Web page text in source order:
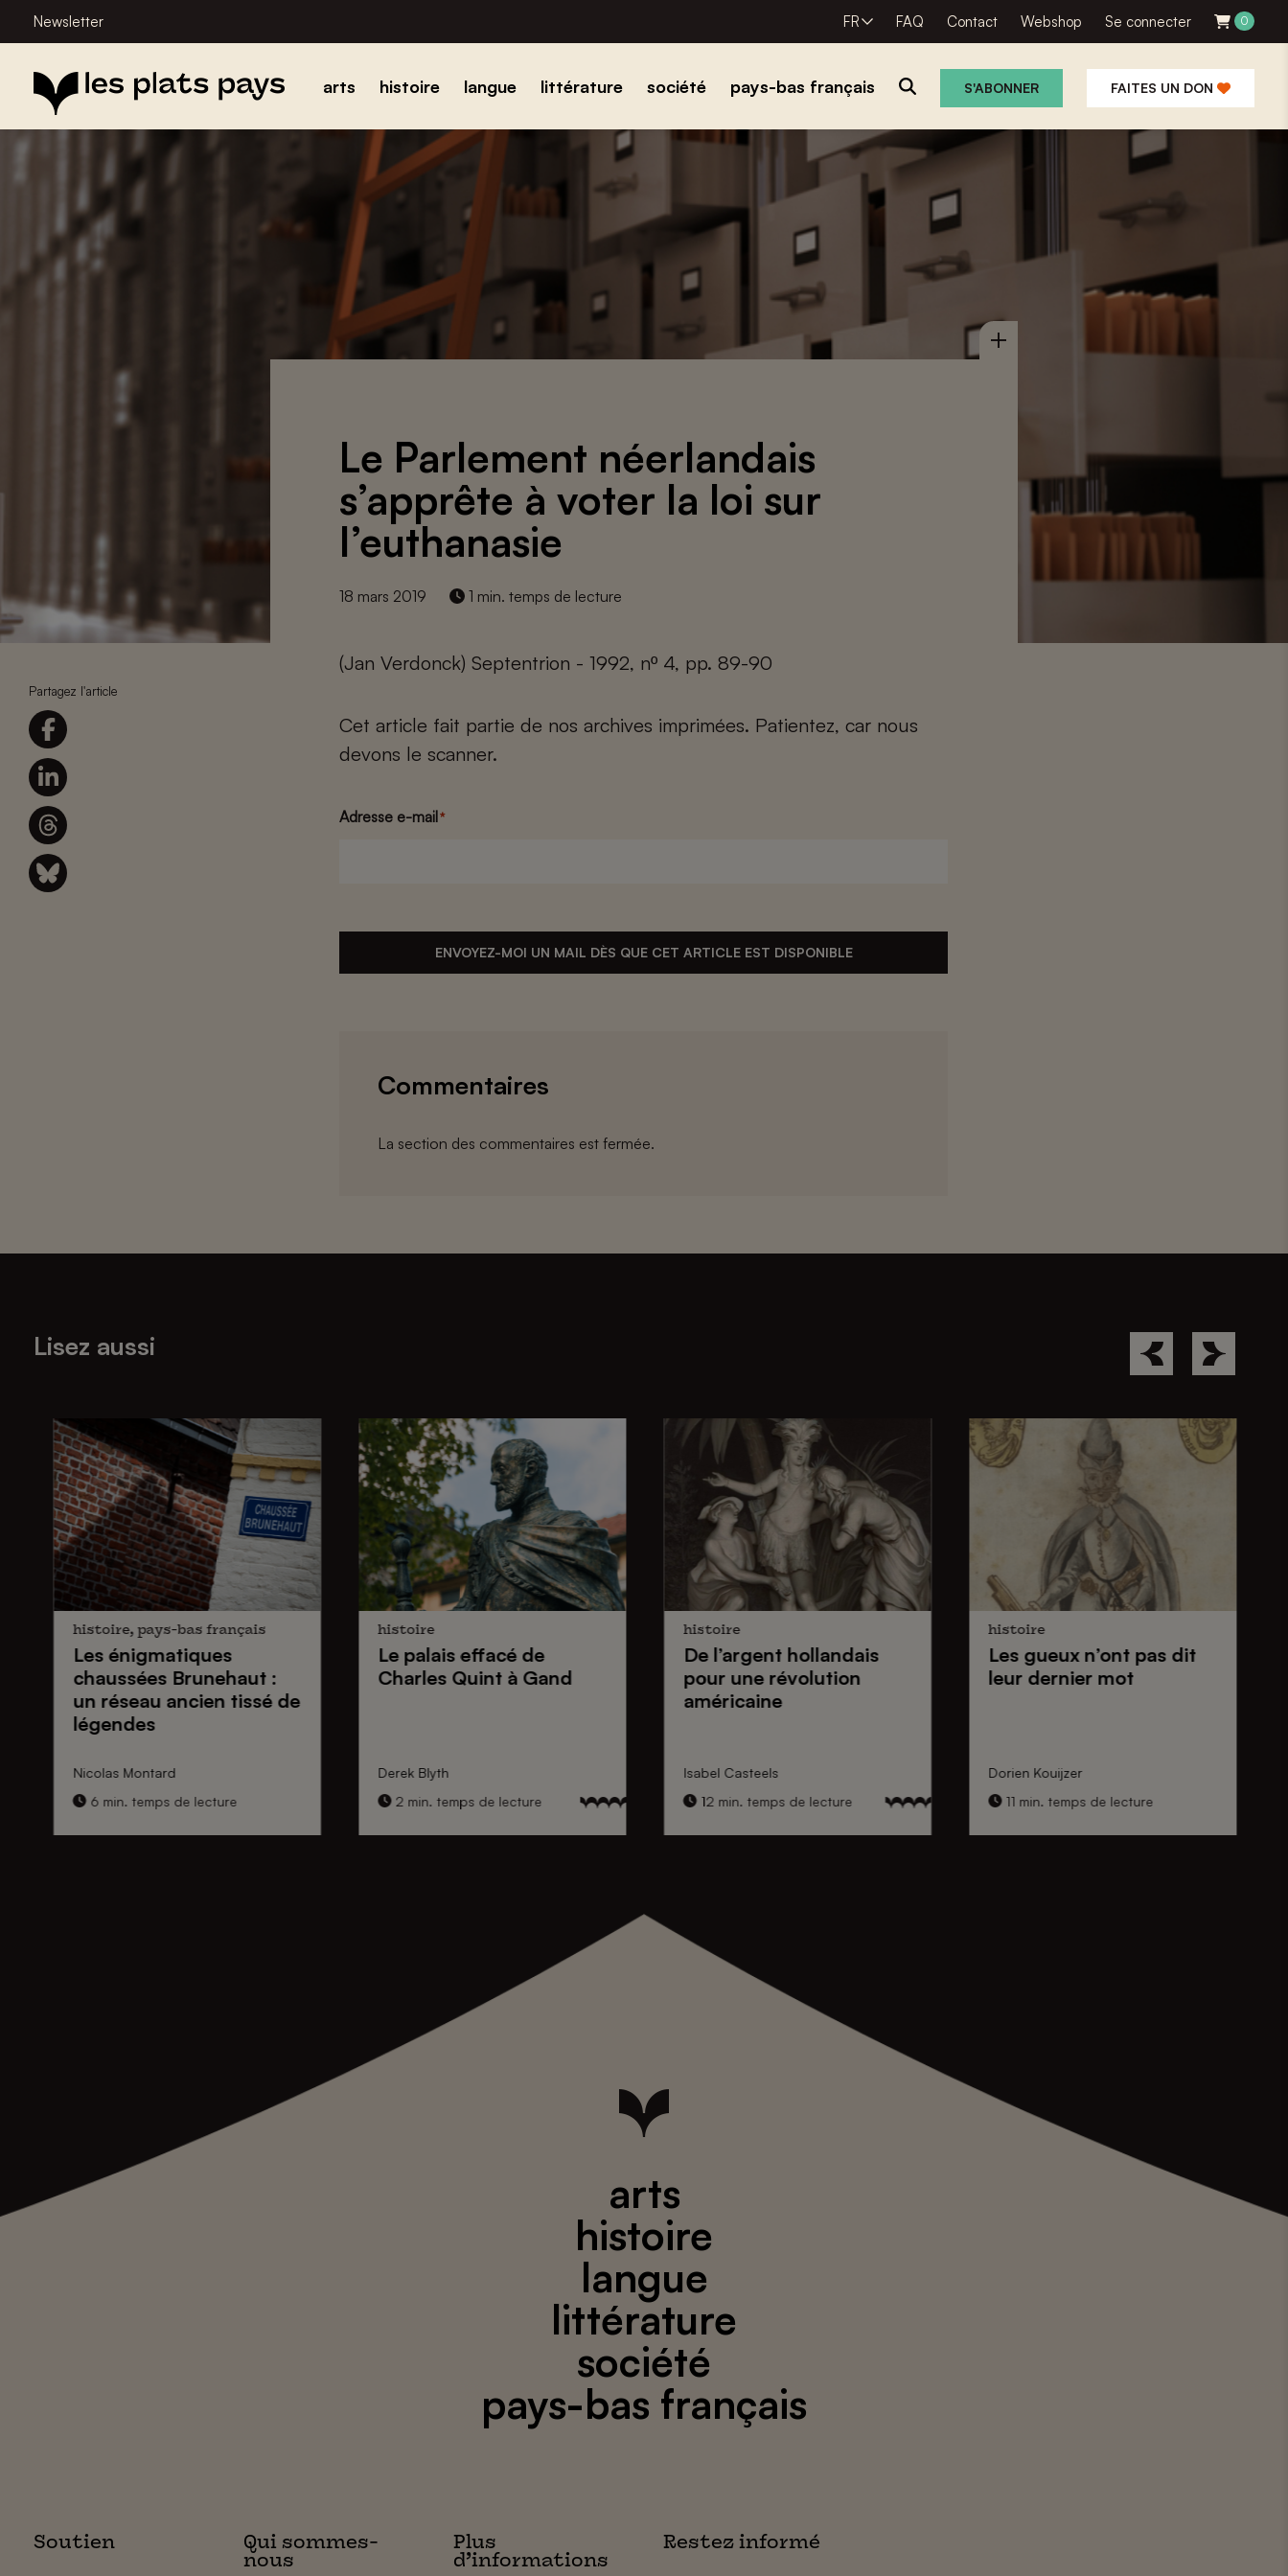
Newsletter FR FAQ Contact Webshop Se connecter 0
arts histoire langue littérature société pays-bas français S'ABONNER FAITES UN DON
Partagez l'article
Le Parlement néerlandais
s’apprête à voter la loi sur
l’euthanasie
18 mars 2019 1 min. temps de lecture
(Jan Verdonck) Septentrion - 1992, nº 4, pp. 89-90
Cet article fait partie de nos archives imprimées. Patientez, car nous
devons le scanner.
Adresse e-mail *
ENVOYEZ-MOI UN MAIL DÈS QUE CET ARTICLE EST DISPONIBLE
Commentaires
La section des commentaires est fermée.
Lisez aussi
histoire, pays-bas français
Les énigmatiques
chaussées Brunehaut:
un réseau ancien tissé de
légendes
Nicolas Montard
6 min. temps de lecture
histoire
Le palais effacé de
Charles Quintà Gand
Derek Blyth
2 min. temps de lecture
histoire
De l’argent hollandais
pour une révolution
américaine
Isabel Casteels
12 min. temps de lecture
histoire
Les gueuxn’ont pas dit
leur dernier mot
Dorien Kouijzer
11 min. temps de lecture
arts
histoire
langue
littérature
société
pays-bas français
Soutien
Qui sommes-
nous
Plus
d’informations
Restez informé